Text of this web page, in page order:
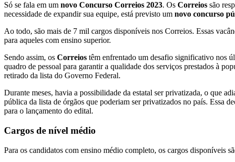
Só se fala em um novo Concurso Correios 2023. Os Correios são
necessidade de expandir sua equipe, está previsto um novo concurso
Ao todo, são mais de 7 mil cargos disponíveis nos Correios. Essas
para aqueles com ensino superior.
Sendo assim, os Correios têm enfrentado um desafio significativo nos
quadro de pessoal para garantir a qualidade dos serviços prestados à
retirado da lista do Governo Federal.
Durante meses, havia a possibilidade da estatal ser privatizada, o que
pública da lista de órgãos que poderiam ser privatizados no país. Essa
para o lançamento do edital.
Cargos de nível médio
Para os candidatos com ensino médio completo, os cargos disponíveis